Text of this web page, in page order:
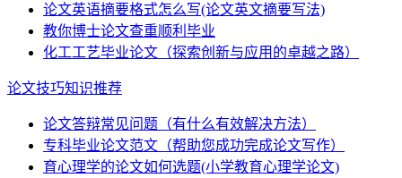
论文英语摘要格式怎么写(论文英文摘要写法)
教你博士论文查重顺利毕业
化工工艺毕业论文（探索创新与应用的卓越之路）
论文技巧知识推荐
论文答辩常见问题（有什么有效解决方法）
专科毕业论文范文（帮助您成功完成论文写作）
育心理学的论文如何选题(小学教育心理学论文)